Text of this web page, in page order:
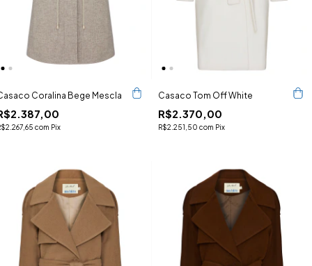
Coralina Bege Mescla
com Pix
Casaco Tom Off White
R$2.370,00
R$2.251,50 com Pix